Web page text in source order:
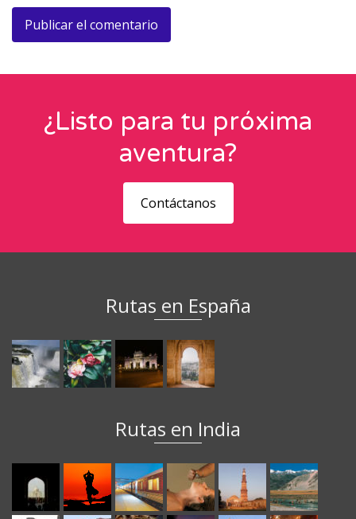
¿Listo para tu próxima
aventura?
Contáctanos
Rutas en España
Rutas en India